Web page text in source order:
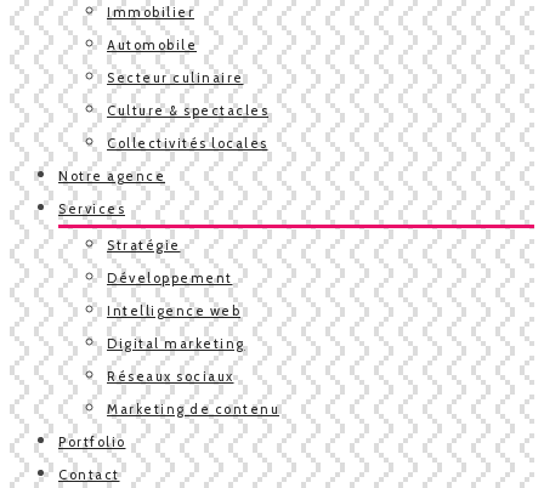
Immobilier
Automobile
Secteur culinaire
Culture & spectacles
Collectivités locales
Notre agence
Services
Stratégie
Développement
Intelligence web
Digital marketing
Réseaux sociaux
Marketing de contenu
Portfolio
Contact